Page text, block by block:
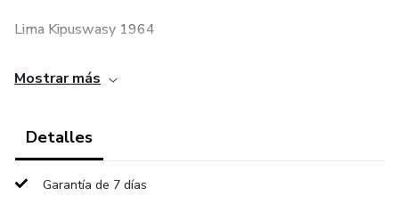
Lima Kipuswasy 1964
127 páginas
Mostrar más
Detalles
Garantía de 7 días